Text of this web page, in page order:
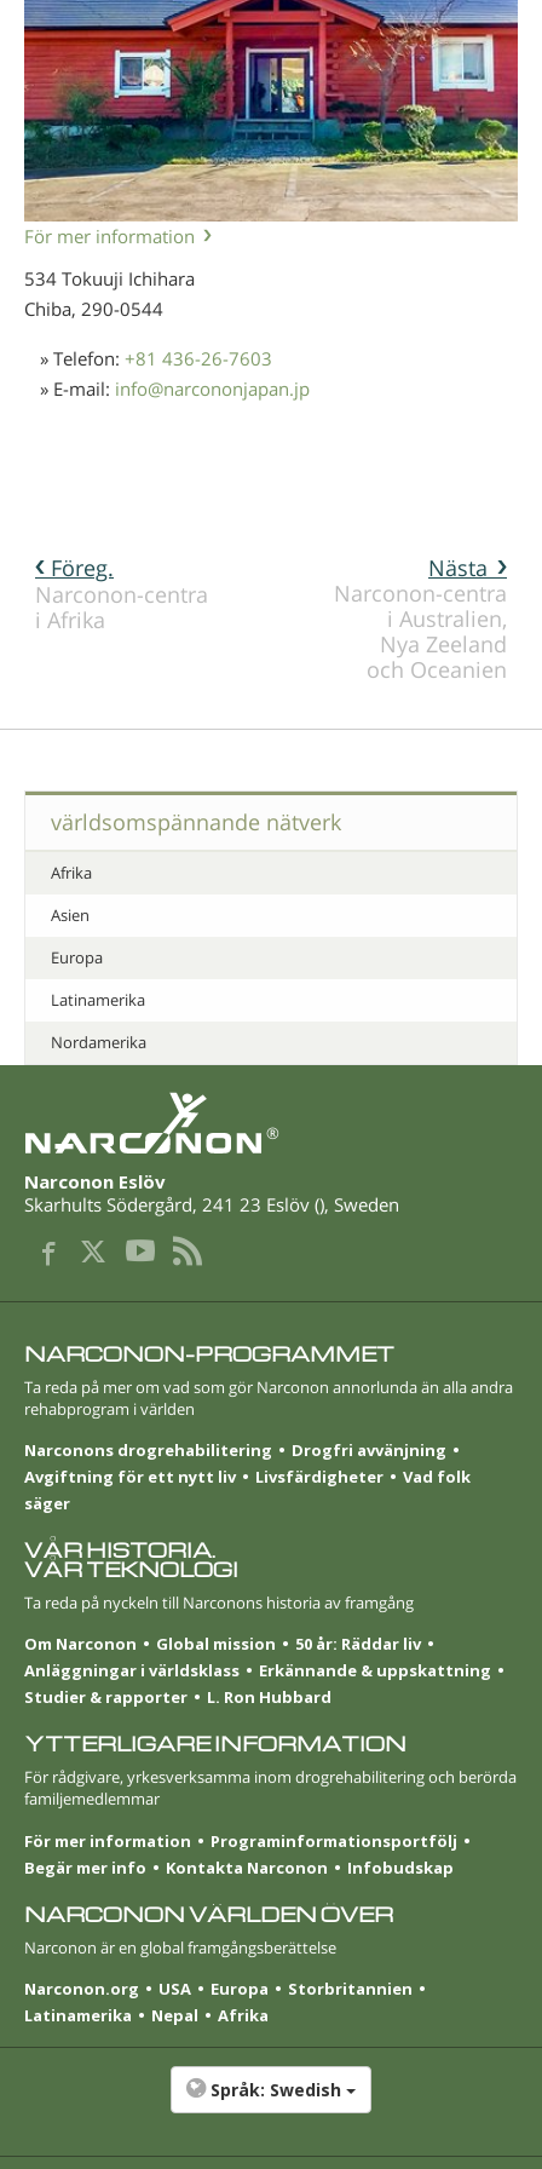
För mer information
534 Tokuuji Ichihara
Chiba, 290-0544
» Telefon: +81 436-26-7603
» E-mail: info@narcononjapan.jp
Nästa
Narconon-centra
i Australien,
Nya Zeeland
och Oceanien
Föreg.
Narconon-centra
i Afrika
världsomspännande nätverk
Afrika
Asien
Europa
Latinamerika
Nordamerika
®
Narconon Eslöv
Skarhults Södergård, 241 23 Eslöv (), Sweden
NARCONON-PROGRAMMET
Ta reda på mer om vad som gör Narconon annorlunda än alla andra
rehabprogram i världen
Narconons drogrehabilitering
Drogfri avvänjning
Avgiftning för ett nytt liv
Livsfärdigheter
Vad folk
säger
VÅR HISTORIA.
VÅR TEKNOLOGI
Ta reda på nyckeln till Narconons historia av framgång
Om Narconon
Global mission
50 år: Räddar liv
Anläggningar i världsklass
Erkännande & uppskattning
Studier & rapporter
L. Ron Hubbard
YTTERLIGARE INFORMATION
För rådgivare, yrkesverksamma inom drogrehabilitering och berörda
familjemedlemmar
För mer information
Programinformationsportfölj
Begär mer info
Kontakta Narconon Infobudskap
NARCONON VÄRLDEN ÖVER
Narconon är en global framgångsberättelse
Narconon.org
USA Europa
Stor­britannien
Latinamerika
Nepal Afrika
Språk: Swedish